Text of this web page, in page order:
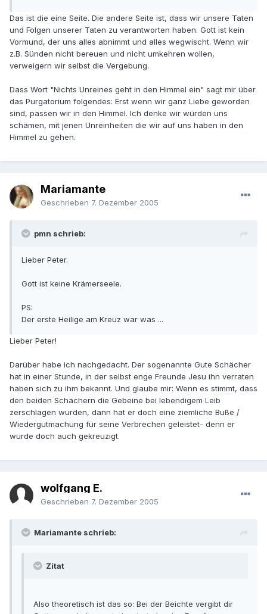
Das ist die eine Seite. Die andere Seite ist, dass wir unsere Taten
und Folgen unserer Taten zu verantworten haben. Gott ist kein
Vormund, der uns alles abnimmt und alles wegwischt. Wenn wir
z.B. Sünden nicht bereuen und nicht umkehren wollen,
verweigern wir selbst die Vergebung.
Dass Wort "Nichts Unreines geht in den Himmel ein" sagt mir über
das Purgatorium folgendes: Erst wenn wir ganz Liebe geworden
sind, passen wir in den Himmel. Ich denke wir würden uns
schämen, mit jenen Unreinheiten die wir auf uns haben in den
Himmel zu gehen.
Mariamante
Geschrieben 7. Dezember 2005
pmn schrieb:
Lieber Peter.
Gott ist keine Krämerseele.
PS:
Der erste Heilige am Kreuz war was ...
Lieber Peter!
Darüber habe ich nachgedacht. Der sogenannte Gute Schächer
hat in einer Stunde, in der selbst enge Freunde Jesu ihn verraten
haben sich zu ihm bekannt. Und glaube mir: Wenn es stimmt, dass
den beiden Schächern die Gebeine bei lebendigem Leib
zerschlagen wurden, dann hat er doch eine ziemliche Buße /
Wiedergutmachung für seine Verbrechen geleistet- denn er
wurde doch auch gekreuzigt.
wolfgang E.
Geschrieben 7. Dezember 2005
Mariamante schrieb:
Zitat
Also theoretisch ist das so: Bei der Beichte vergibt dir